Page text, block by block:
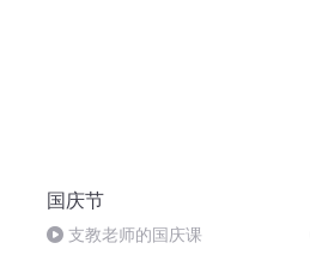
国庆节
支教老师的国庆课